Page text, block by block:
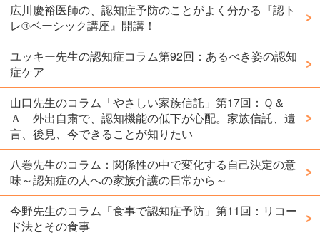
広川慶裕医師の、認知症予防のことがよく分かる『認ト
レ®️ベーシック講座』開講！
ユッキー先生の認知症コラム第92回：あるべき姿の認知
症ケア
山口先生のコラム「やさしい家族信託」第17回：Ｑ＆
Ａ 外出自粛で、認知機能の低下が心配。家族信託、遺
言、後見、今できることが知りたい
八巻先生のコラム：関係性の中で変化する自己決定の意
味～認知症の人への家族介護の日常から～
今野先生のコラム「食事で認知症予防」第11回：リコー
ド法とその食事